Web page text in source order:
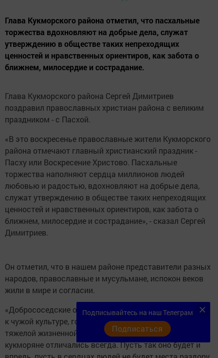
Глава Кукморского района отметил, что пасхальные
торжества вдохновляют на добрые дела, служат
утверждению в обществе таких непреходящих
ценностей и нравственных ориентиров, как забота о
ближнем, милосердие и сострадание.
Глава Кукморского района Сергей Димитриев
поздравил православных христиан района с великим
праздником - с Пасхой.
«В это воскресенье православные жители Кукморского
района отмечают главный христианский праздник -
Пасху или Воскресение Христово. Пасхальные
торжества наполняют сердца миллионов людей
любовью и радостью, вдохновляют на добрые дела,
служат утверждению в обществе таких непреходящих
ценностей и нравственных ориентиров, как забота о
ближнем, милосердие и сострадание», - сказал Сергей
Димитриев.
Он отметил, что в нашем районе представители разных
народов, православные и мусульмане, испокон веков
жили в мире и согласии.
«Добрососедские отношения, уважительное отношение
к чужой культуре, готовность помочь оказавшимся в
тяжелой жизненной ситуации - этими качествами
кукморяне отличались всегда. Пусть так оно будет и
Подписывайтесь на наш Телеграм
Подписаться